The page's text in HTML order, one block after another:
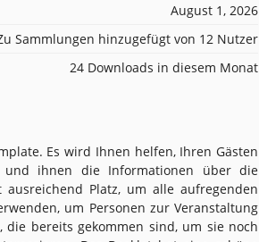
August 1, 2026
Sammlungen hinzugefügt von 12 Nutzer
24 Downloads in diesem Monat
Es wird Ihnen helfen, Ihren Gästen
ihnen die Informationen über die
Platz, um alle aufregenden
um Personen zur Veranstaltung
bereits gekommen sind, um sie noch